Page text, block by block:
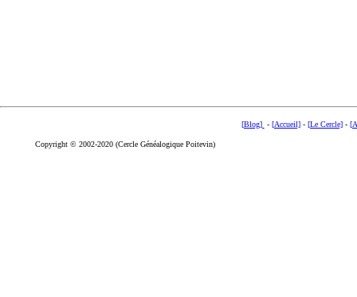
[Blog] - [Accueil]- [Le Cercle]-
Copyright © 2002-2020 (Cercle Généalogique Poitevin)